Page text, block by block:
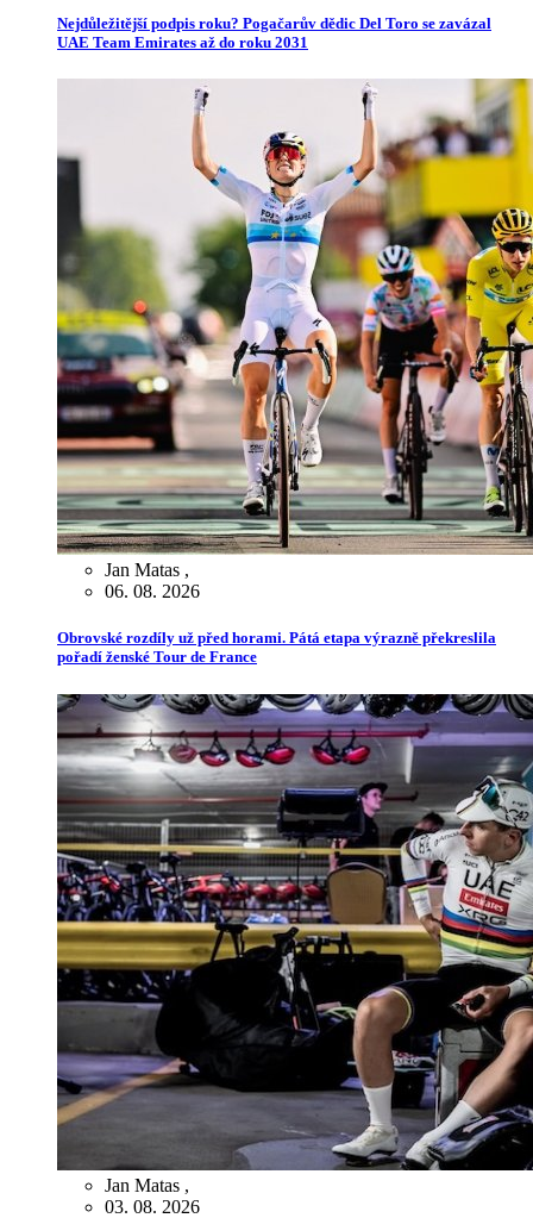
Nejdůležitější podpis roku? Pogačarův dědic Del Toro se zavázal
UAE Team Emirates až do roku 2031
Jan Matas ,
06. 08. 2026
Obrovské rozdíly už před horami. Pátá etapa výrazně překreslila
pořadí ženské Tour de France
Jan Matas ,
03. 08. 2026